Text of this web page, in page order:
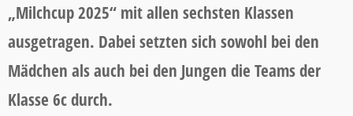
„Milchcup 2025“ mit allen sechsten Klassen
ausgetragen. Dabei setzten sich sowohl bei den
Mädchen als auch bei den Jungen die Teams der
Klasse 6c durch.